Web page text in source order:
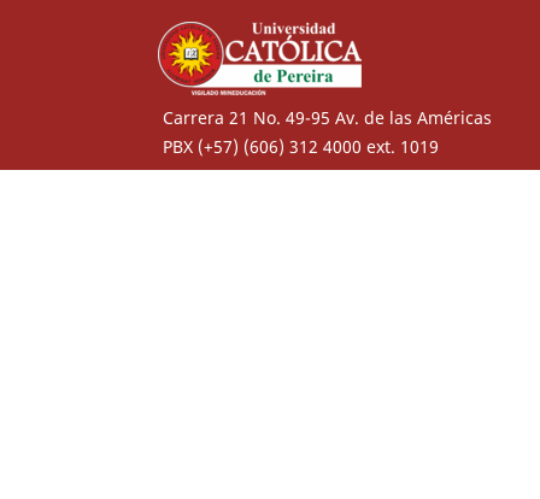
Carrera 21 No. 49-95 Av. de las Américas
PBX (+57) (606) 312 4000 ext. 1019